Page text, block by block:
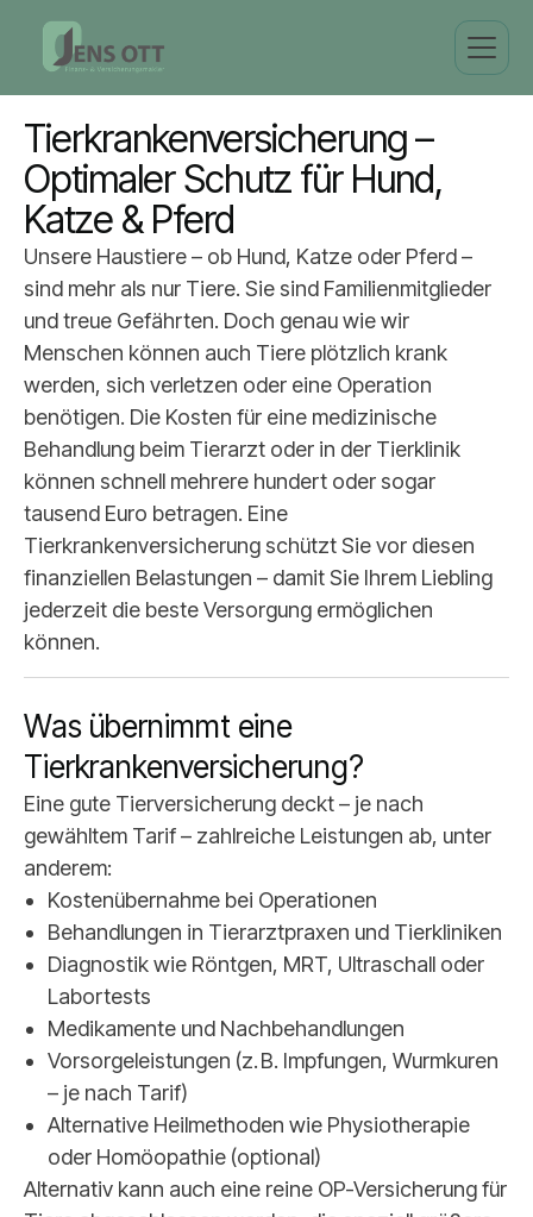
Tierkrankenversicherung –
Optimaler Schutz für Hund,
Katze & Pferd
Unsere Haustiere – ob Hund, Katze oder Pferd –
sind mehr als nur Tiere. Sie sind Familienmitglieder
und treue Gefährten. Doch genau wie wir
Menschen können auch Tiere plötzlich krank
werden, sich verletzen oder eine Operation
benötigen. Die Kosten für eine medizinische
Behandlung beim Tierarzt oder in der Tierklinik
können schnell mehrere hundert oder sogar
tausend Euro betragen. Eine
Tierkrankenversicherung schützt Sie vor diesen
finanziellen Belastungen – damit Sie Ihrem Liebling
jederzeit die beste Versorgung ermöglichen
können.
Was übernimmt eine
Tierkrankenversicherung?
Eine gute Tierversicherung deckt – je nach
gewähltem Tarif – zahlreiche Leistungen ab, unter
anderem:
Kostenübernahme bei Operationen
Behandlungen in Tierarztpraxen und Tierkliniken
Diagnostik wie Röntgen, MRT, Ultraschall oder
Labortests
Medikamente und Nachbehandlungen
Vorsorgeleistungen (z. B. Impfungen, Wurmkuren
– je nach Tarif)
Alternative Heilmethoden wie Physiotherapie
oder Homöopathie (optional)
Alternativ kann auch eine reine OP-Versicherung für